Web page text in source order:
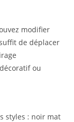
modifier
de déplacer
ou
styles : noir mat